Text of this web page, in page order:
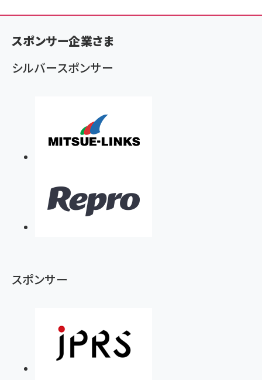
ン
く
ず
スポンサー企業さま
シルバースポンサー
スポンサー